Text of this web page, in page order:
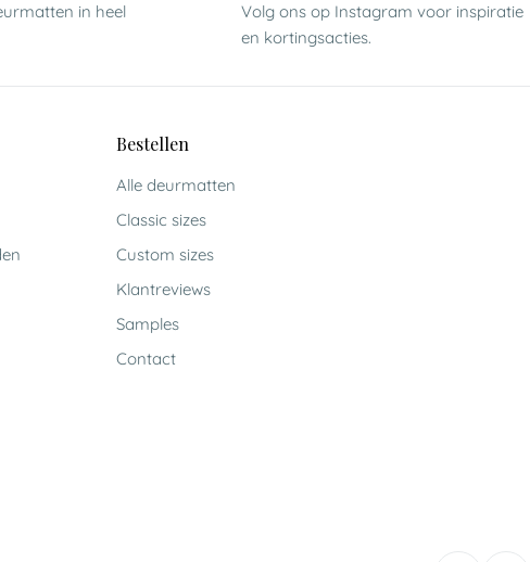
in heel
Volg ons op Instagram voor inspiratie
en kortingsacties.
Bestellen
Alle deurmatten
Classic sizes
Custom sizes
Klantreviews
Samples
Contact